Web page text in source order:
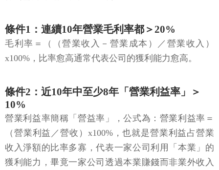
條件1：連續10年營業毛利率都＞20%
毛利率＝（（營業收入－營業成本）／營業收入）
x100%，比率愈高通常代表公司的獲利能力愈高。
條件2：近10年中至少8年「營業利益率」＞
10%
營業利益率簡稱「營益率」，公式為：營業利益率＝
（營業利益／營收）x100%，也就是營業利益占營業
收入淨額的比率多寡，代表一家公司利用「本業」的
獲利能力，畢竟一家公司透過本業賺錢而非業外收入